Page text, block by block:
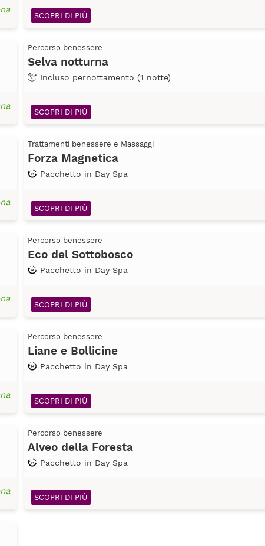
SCOPRI DI PIÙ
Percorso benessere
Selva notturna
Incluso pernottamento (1 notte)
SCOPRI DI PIÙ
Trattamenti benessere e Massaggi
Forza Magnetica
Pacchetto in Day Spa
SCOPRI DI PIÙ
Percorso benessere
Eco del Sottobosco
Pacchetto in Day Spa
SCOPRI DI PIÙ
Percorso benessere
Liane e Bollicine
Pacchetto in Day Spa
SCOPRI DI PIÙ
Percorso benessere
Alveo della Foresta
Pacchetto in Day Spa
SCOPRI DI PIÙ